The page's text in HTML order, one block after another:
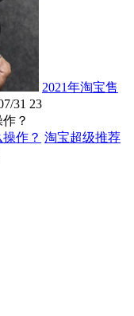
2021年淘宝售
31 23
？
淘宝超级推荐